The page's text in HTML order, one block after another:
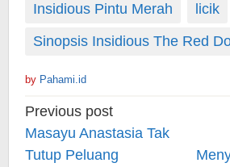
Insidious Pintu Merah
licik
Sinopsis Insidious The Red
by Pahami.id
Post
navigation
Previous post
Masayu Anastasia Tak
Tutup Peluang